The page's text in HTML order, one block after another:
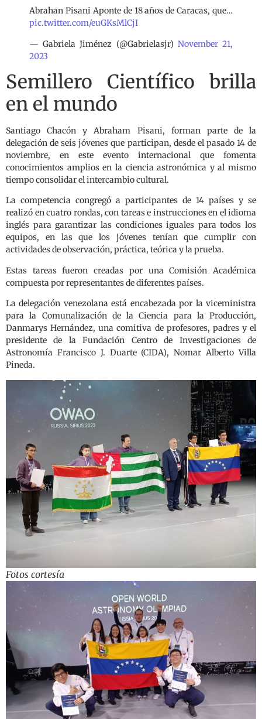
Abrahan Pisani Aponte de 18 años de Caracas, que…
pic.twitter.com/euGKsMlCjI
— Gabriela Jiménez (@Gabrielasjr) November 21,
2023
Semillero Científico brilla
en el mundo
Santiago Chacón y Abraham Pisani, forman parte de la
delegación de seis jóvenes que participan, desde el pasado 14 de
noviembre, en este evento internacional que fomenta
conocimientos amplios en la ciencia astronómica y al mismo
tiempo consolidar el intercambio cultural.
La competencia congregó a participantes de 14 países y se
realizó en cuatro rondas, con tareas e instrucciones en el idioma
inglés para garantizar las condiciones iguales para todos los
equipos, en las que los jóvenes tenían que cumplir con
actividades de observación, práctica, teórica y la prueba.
Estas tareas fueron creadas por una Comisión Académica
compuesta por representantes de diferentes países.
La delegación venezolana está encabezada por la viceministra
para la Comunalización de la Ciencia para la Producción,
Danmarys Hernández, una comitiva de profesores, padres y el
presidente de la Fundación Centro de Investigaciones de
Astronomía Francisco J. Duarte (CIDA), Nomar Alberto Villa
Pineda.
Fotos cortesía